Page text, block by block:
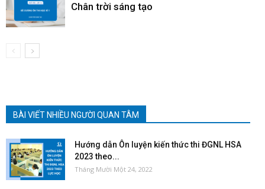
Chân trời sáng tạo
BÀI VIẾT NHIỀU NGƯỜI QUAN TÂM
Hướng dẫn Ôn luyện kiến thức thi ĐGNL HSA
2023 theo...
Tháng Mười Một 24, 2022